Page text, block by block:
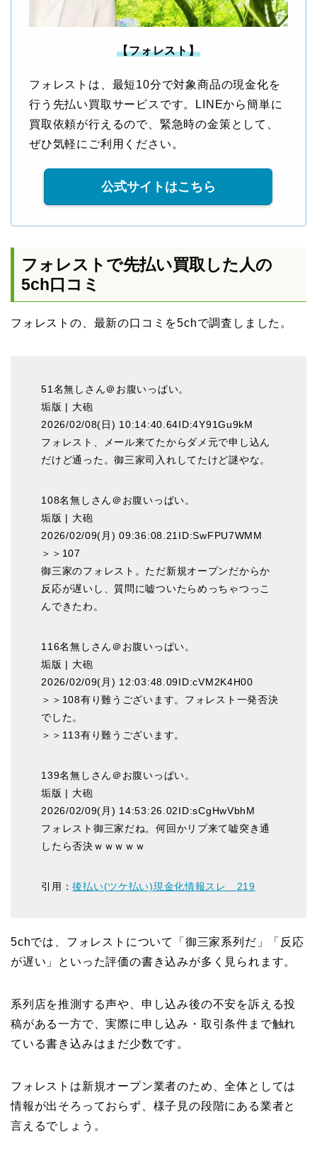
【フォレスト】
フォレストは、最短10分で対象商品の現金化を
行う先払い買取サービスです。LINEから簡単に
買取依頼が行えるので、緊急時の金策として、
ぜひ気軽にご利用ください。
公式サイトはこちら
フォレストで先払い買取した人の
5ch口コミ
フォレストの、最新の口コミを5chで調査しました。
51名無しさん＠お腹いっぱい。
垢版 | 大砲
2026/02/08(日) 10:14:40.64ID:4Y91Gu9kM
フォレスト、メール来てたからダメ元で申し込ん
だけど通った。御三家司入れしてたけど謎やな。
108名無しさん＠お腹いっぱい。
垢版 | 大砲
2026/02/09(月) 09:36:08.21ID:SwFPU7WMM
＞＞107
御三家のフォレスト。ただ新規オープンだからか
反応が遅いし、質問に嘘ついたらめっちゃつっこ
んできたわ。
116名無しさん＠お腹いっぱい。
垢版 | 大砲
2026/02/09(月) 12:03:48.09ID:cVM2K4H00
＞＞108有り難うございます。フォレスト一発否決
でした。
＞＞113有り難うございます。
139名無しさん＠お腹いっぱい。
垢版 | 大砲
2026/02/09(月) 14:53:26.02ID:sCgHwVbhM
フォレスト御三家だね。何回かリプ来て嘘突き通
したら否決ｗｗｗｗｗ
引用：後払い(ツケ払い)現金化情報スレ 219
5chでは、フォレストについて「御三家系列だ」「反応
が遅い」といった評価の書き込みが多く見られます。
系列店を推測する声や、申し込み後の不安を訴える投
稿がある一方で、実際に申し込み・取引条件まで触れ
ている書き込みはまだ少数です。
フォレストは新規オープン業者のため、全体としては
情報が出そろっておらず、様子見の段階にある業者と
言えるでしょう。